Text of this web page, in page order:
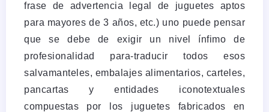
frase de advertencia legal de juguetes aptos
para mayores de 3 años, etc.) uno puede pensar
que se debe de exigir un nivel ínfimo de
profesionalidad para-traducir todos esos
salvamanteles, embalajes alimentarios, carteles,
pancartas y entidades iconotextuales
compuestas por los juguetes fabricados en